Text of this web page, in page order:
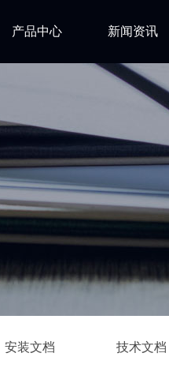
产品中心
Ansys
Qt
Green Hills
Minitab
Visu-IT
Source Insight
新闻资讯
亿道动态
市场活动
安装文档 技术文档